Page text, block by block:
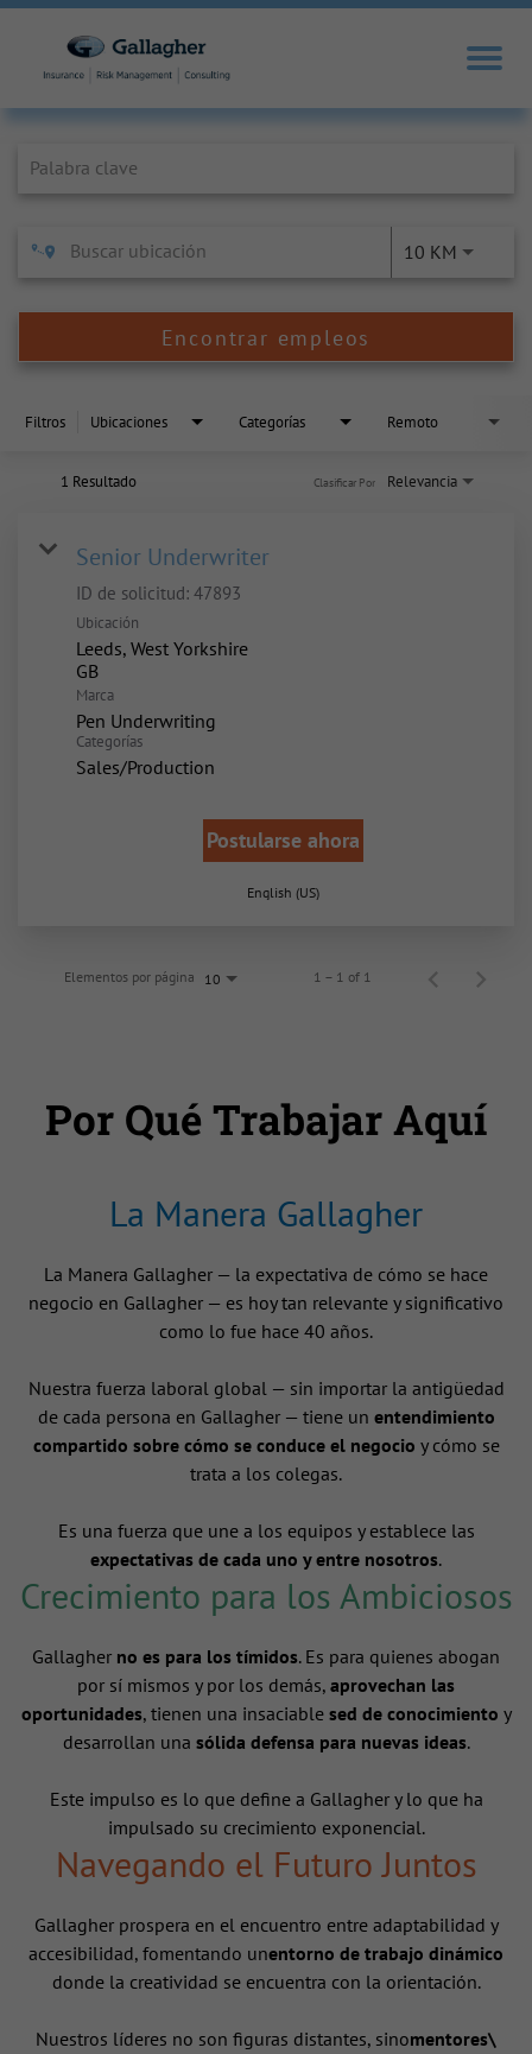
10 KM
Encontrar empleos
Filtros Ubicaciones Categorías Remoto
1 Resultado Relevancia
Clasificar Por
Senior Underwriter
ID de solicitud: 47893
Ubicación
Leeds, West Yorkshire
Marca
Pen Underwriting
Categorías
Sales/Production
Postularse ahora
English (US)
Elementos por página 10 1 – 1 of 1
Por Qué Trabajar Aquí
La Manera Gallagher
La Manera Gallagher — la expectativa de cómo se hace
negocio en Gallagher — es hoy tan relevante y significativo
como lo fue hace 40 años.
Nuestra fuerza laboral global — sin importar la antigüedad
de cada persona en Gallagher — tiene un entendimiento
compartido sobre cómo se conduce el negocio y cómo se
trata a los colegas.
Es una fuerza que une a los equipos y establece las
expectativas de cada uno y entre nosotros.
Crecimiento para los Ambiciosos
Gallagher no es para los tímidos. Es para quienes abogan
por sí mismos y por los demás, aprovechan las
oportunidades, tienen una insaciable sed de conocimiento y
desarrollan una sólida defensa para nuevas ideas.
Este impulso es lo que define a Gallagher y lo que ha
impulsado su crecimiento exponencial.
Navegando el Futuro Juntos
Gallagher prospera en el encuentro entre adaptabilidad y
accesibilidad, fomentando unentorno de trabajo dinámico
donde la creatividad se encuentra con la orientación.
Nuestros líderes no son figuras distantes, sinomentores\